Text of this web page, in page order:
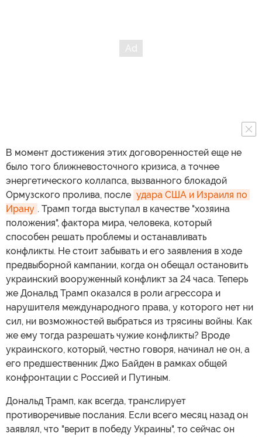
В момент достижения этих договоренностей еще не
было того ближневосточного кризиса, а точнее
энергетического коллапса, вызванного блокадой
Ормузского пролива, после удара США и Израиля по
Ирану . Трамп тогда выступал в качестве "хозяина
положения", фактора мира, человека, который
способен решать проблемы и останавливать
конфликты. Не стоит забывать и его заявления в ходе
предвыборной кампании, когда он обещал остановить
украинский вооруженный конфликт за 24 часа. Теперь
же Дональд Трамп оказался в роли агрессора и
нарушителя международного права, у которого нет ни
сил, ни возможностей выбраться из трясины войны. Как
же ему тогда разрешать чужие конфликты? Вроде
украинского, который, честно говоря, начинал не он, а
его предшественник Джо Байден в рамках общей
конфронтации с Россией и Путиным.
Дональд Трамп, как всегда, транслирует
противоречивые послания. Если всего месяц назад он
заявлял, что "верит в победу Украины", то сейчас он